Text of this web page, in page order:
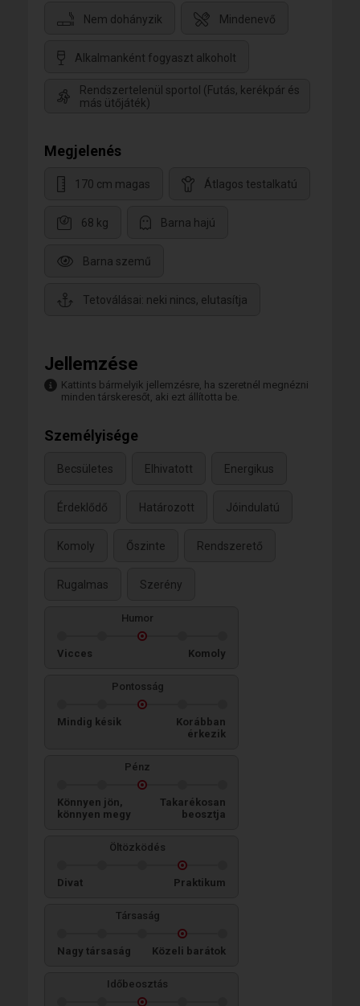
Nem dohányzik Mindenevő
Alkalmanként fogyaszt alkoholt
Rendszertelenül sportol (Futás, kerékpár és
más ütőjáték)
Megjelenés
170 cm magas Átlagos testalkatú
68 kg Barna hajú
Barna szemű
Tetoválásai: neki nincs, elutasítja
Jellemzése
Kattints bármelyik jellemzésre, ha szeretnél megnézni
minden társkeresőt, aki ezt állította be.
Személyisége
Becsületes Elhivatott Energikus
Érdeklődő Határozott Jóindulatú
Komoly Őszinte Rendszerető
Rugalmas Szerény
Humor
Vicces Komoly
Pontosság
Mindig késik
Korábban
érkezik
Pénz
Könnyen jön,
könnyen megy
Takarékosan
beosztja
Öltözködés
Divat Praktikum
Társaság
Nagy társaság Közeli barátok
Időbeosztás